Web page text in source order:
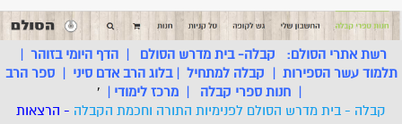
רשת אתרי הסולם: קבלה- בית מדרש הסולם |הדף היומי בזוהר |
תלמוד עשר הספירות | קבלה למתחיל |בלוג הרב אדם סיני |ספר הרב
| חנות ספרי קבלה | מרכז לימודי |
'
קבלה - בית מדרש הסולם לפנימיות התורה וחכמת הקבלה - הרצאות